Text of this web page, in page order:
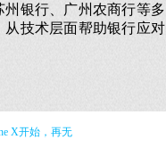
银行、广州农商行等多
技术层面帮助银行应对
X开始，再无